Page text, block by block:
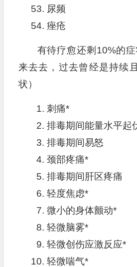
尿频
痤疮
有待疗愈还剩10%的
来去去，过去曾经是持续
状）
刺痛*
排毒期间能量水平起
排毒期间易怒
颈部疼痛*
排毒期间肝区疼痛
轻度焦虑*
微小的身体颤动*
轻微脑雾*
轻微创伤应激反应*
轻微喘气*